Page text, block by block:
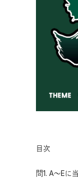
目次
問1. A〜Eに